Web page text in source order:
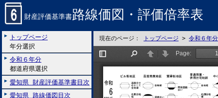
財産評価基準書路線価図・評価倍率表
トップページ
年分選択
令和６年分
都道府県選択
愛知県 財産評価基準書目次
愛知県 路線価図目次
現在のページ： トップページ > 令和６年分